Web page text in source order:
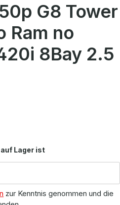
G8 Tower
Ram no
8Bay 2.5
Lager ist
zur Kenntnis genommen und die